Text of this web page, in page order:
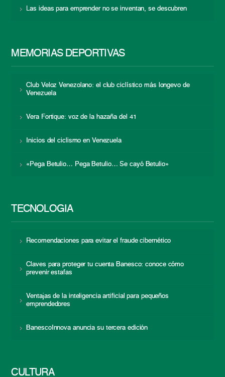
Las ideas para emprender no se inventan, se descubren
MEMORIAS DEPORTIVAS
Club Veloz Venezolano: el club ciclístico más longevo de
Venezuela
Vera Fortique: voz de la hazaña del 41
Inicios del ciclismo en Venezuela
«Pega Betulio… Pega Betulio… Se cayó Betulio»
TECNOLOGÍA
Recomendaciones para evitar el fraude cibernético
Claves para proteger tu cuenta Banesco: conoce cómo
prevenir estafas
Ventajas de la inteligencia artificial para pequeños
emprendedores
BanescoInnova anuncia su tercera edición
CULTURA